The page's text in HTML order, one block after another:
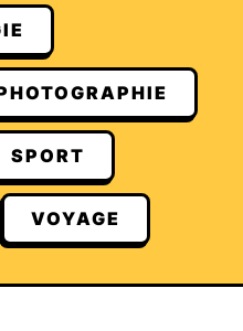
SPORT
VOYAGE